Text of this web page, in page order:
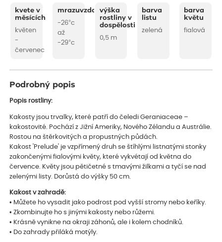
kvete v
měsících
květen
-
červenec
mrazuvzdornost
-26°c
až
-29°c
výška
rostliny v
dospělosti
0,5 m
barva
listu
zelená
barva
květu
fialová
Podrobný popis
Popis rostliny:
Kakosty jsou trvalky, které patří do čeledi Geraniaceae –
kakostovité. Pochází z Jižní Ameriky, Nového Zélandu a Austrálie.
Rostou na štěrkovitých a propustných půdách.
Kakost 'Prelude' je vzpřímený druh se štíhlými listnatými stonky
zakončenými fialovými květy, které vykvétají od května do
července. Květy jsou pětičetné s tmavými žilkami a tyčí se nad
zelenými listy. Dorůstá do výšky 50 cm.
Kakost v zahradě:
• Můžete ho vysadit jako podrost pod vyšší stromy nebo keříky.
• Zkombinujte ho s jinými kakosty nebo růžemi.
• Krásně vynikne na okraji záhonů, ale i kolem chodníků.
• Do zahrady přiláká motýly.